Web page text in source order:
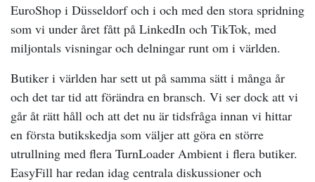
EuroShop i Düsseldorf och i och med den stora spridning
som vi under året fått på LinkedIn och TikTok, med
miljontals visningar och delningar runt om i världen.
Butiker i världen har sett ut på samma sätt i många år
och det tar tid att förändra en bransch. Vi ser dock att vi
går åt rätt håll och att det nu är tidsfråga innan vi hittar
en första butikskedja som väljer att göra en större
utrullning med flera TurnLoader Ambient i flera butiker.
EasyFill har redan idag centrala diskussioner och